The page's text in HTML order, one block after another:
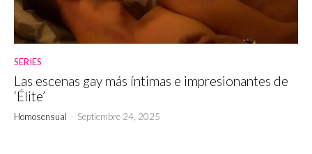
SERIES
Las escenas gay más íntimas e impresionantes de
‘Élite’
Homosensual - Septiembre 24, 2025